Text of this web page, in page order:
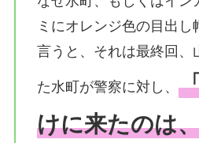
ミにオレンジ色の目出し
言うと、それは最終回、
た水町が警察に対し、
けに来たのは